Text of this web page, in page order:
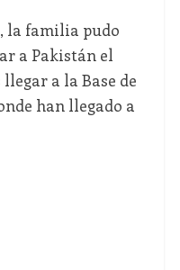
la familia pudo
a Pakistán el
a la Base de
han llegado a